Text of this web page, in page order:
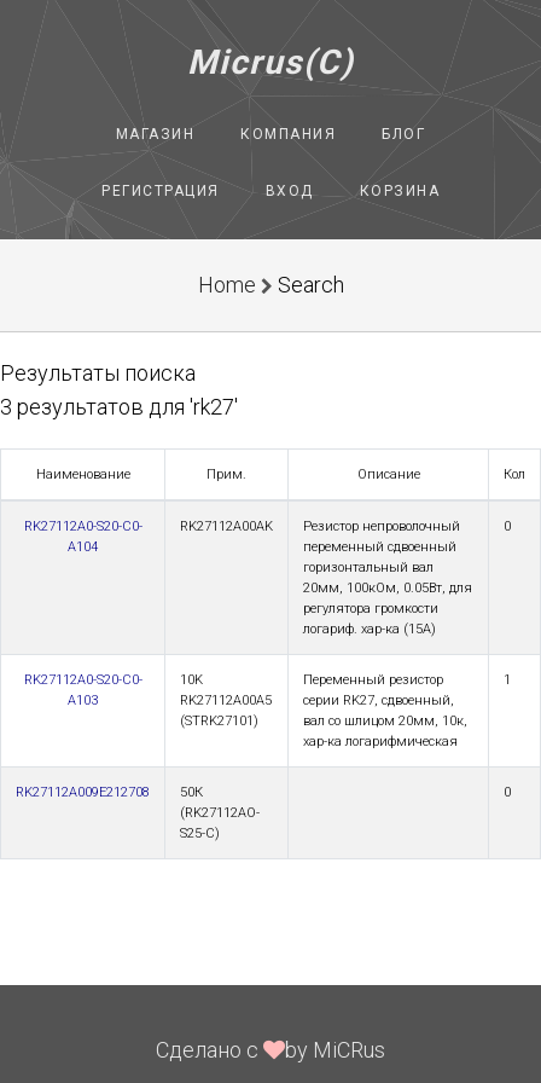
Micrus(C)
МАГАЗИН КОМПАНИЯ БЛОГ
РЕГИСТРАЦИЯ ВХОД КОРЗИНА
Home Search
Результаты поиска
3 результатов для 'rk27'
Наименование Прим. Описание Кол
RK27112A0-S20-C0-
A104
RK27112A00AK
Резистор непроволочный
переменный сдвоенный
горизонтальный вал
20мм, 100кОм, 0.05Вт, для
регулятора громкости
логариф. хар-ка (15A)
0
RK27112A0-S20-C0-
A103
10K
RK27112A00A5
(STRK27101)
Переменный резистор
серии RK27, сдвоенный,
вал со шлицом 20мм, 10к,
хар-ка логарифмическая
1
RK27112A009E212708
50К
(RK27112AO-
S25-C)
0
Сделано с by MiCRus